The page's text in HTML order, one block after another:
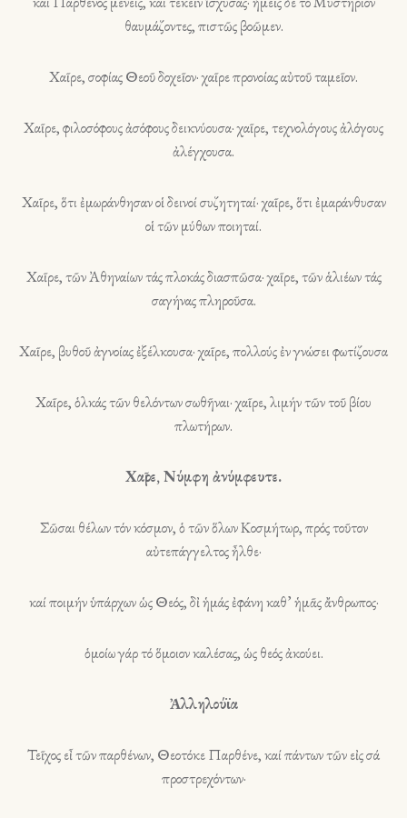
θαυμάζοντες, πιστῶς βοῶμεν.
Χαῖρε, σοφίας Θεοῦ δοχεῖον· χαῖρε προνοίας αὐτοῦ ταμεῖον.
Χαῖρε, φιλοσόφους ἀσόφους δεικνύουσα· χαῖρε, τεχνολόγους ἀλόγους
ἀλέγχουσα.
Χαῖρε, ὅτι ἐμωράνθησαν οἱ δεινοί συζητηταί· χαῖρε, ὅτι ἐμαράνθυσαν
οἱ τῶν μύθων ποιηταί.
Χαῖρε, τῶν Ἀθηναίων τάς πλοκάς διασπῶσα· χαῖρε, τῶν ἁλιέων τάς
σαγήνας πληροῦσα.
Χαῖρε, βυθοῦ ἀγνοίας ἐξέλκουσα· χαῖρε, πολλούς ἐν γνώσει φωτίζουσα
Χαῖρε, ὁλκάς τῶν θελόντων σωθῆναι· χαῖρε, λιμήν τῶν τοῦ βίου
πλωτήρων.
Χαῖρε, Νύμφη ἀνύμφευτε.
Σῶσαι θέλων τόν κόσμον, ὁ τῶν ὅλων Κοσμήτωρ, πρός τοῦτον
αὐτεπάγγελτος ἦλθε·
καί ποιμήν ὑπάρχων ὡς Θεός, δἰ ἡμάς ἐφάνη καθ’ ἡμᾶς ἄνθρωπος·
ὁμοίω γάρ τό ὅμοιον καλέσας, ὡς θεός ἀκούει.
Ἀλληλούϊα
Τεῖχος εἶ τῶν παρθένων, Θεοτόκε Παρθένε, καί πάντων τῶν εἰς σά
προστρεχόντων·